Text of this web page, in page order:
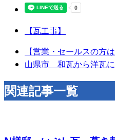
【瓦工事】
【営業・セールスの方
山県市 和瓦から洋瓦
関連記事一覧